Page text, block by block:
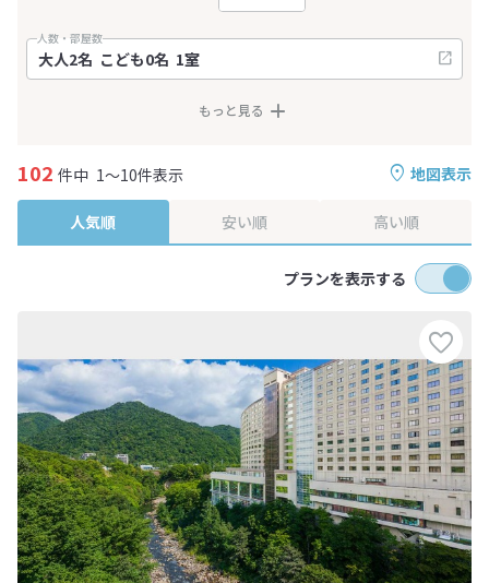
人数・部屋数
もっと見る
地図表示
102 件中 1～10件表示
人気順 安い順 高い順
プランを表示する